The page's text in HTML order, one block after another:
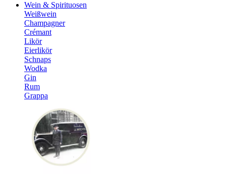
Wein & Spirituosen
Weißwein
Champagner
Crémant
Likör
Eierlikör
Schnaps
Wodka
Gin
Rum
Grappa